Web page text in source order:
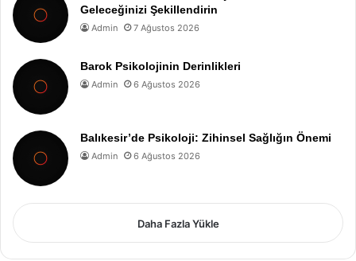
Geleceğinizi Şekillendirin
Admin 7 Ağustos 2026
Barok Psikolojinin Derinlikleri
Admin 6 Ağustos 2026
Balıkesir’de Psikoloji: Zihinsel Sağlığın Önemi
Admin 6 Ağustos 2026
Daha Fazla Yükle